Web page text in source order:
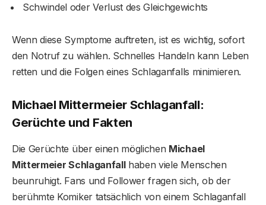
Schwindel oder Verlust des Gleichgewichts
Wenn diese Symptome auftreten, ist es wichtig, sofort
den Notruf zu wählen. Schnelles Handeln kann Leben
retten und die Folgen eines Schlaganfalls minimieren.
Michael Mittermeier Schlaganfall:
Gerüchte und Fakten
Die Gerüchte über einen möglichen Michael
Mittermeier Schlaganfallhaben viele Menschen
beunruhigt. Fans und Follower fragen sich, ob der
berühmte Komiker tatsächlich von einem Schlaganfall